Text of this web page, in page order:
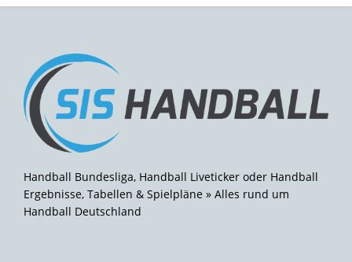
Handball Bundesliga, Handball Liveticker oder Handball
Ergebnisse, Tabellen & Spielpläne » Alles rund um
Handball Deutschland